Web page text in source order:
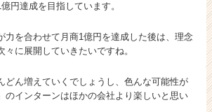
円達成を目指しています。
力を合わせて月商1億円を達成した後は、理念
々に展開していきたいですね。
どん増えていくでしょうし、色んな可能性が
のインターンはほかの会社より楽しいと思い